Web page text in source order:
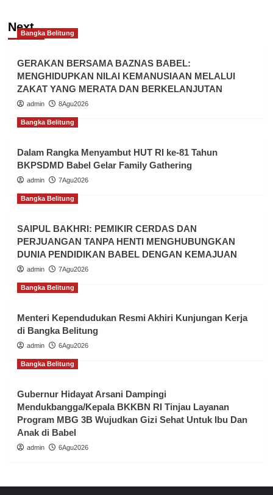
Next
Bangka Belitung
GERAKAN BERSAMA BAZNAS BABEL:
MENGHIDUPKAN NILAI KEMANUSIAAN MELALUI
ZAKAT YANG MERATA DAN BERKELANJUTAN
admin 8Agu2026
Bangka Belitung